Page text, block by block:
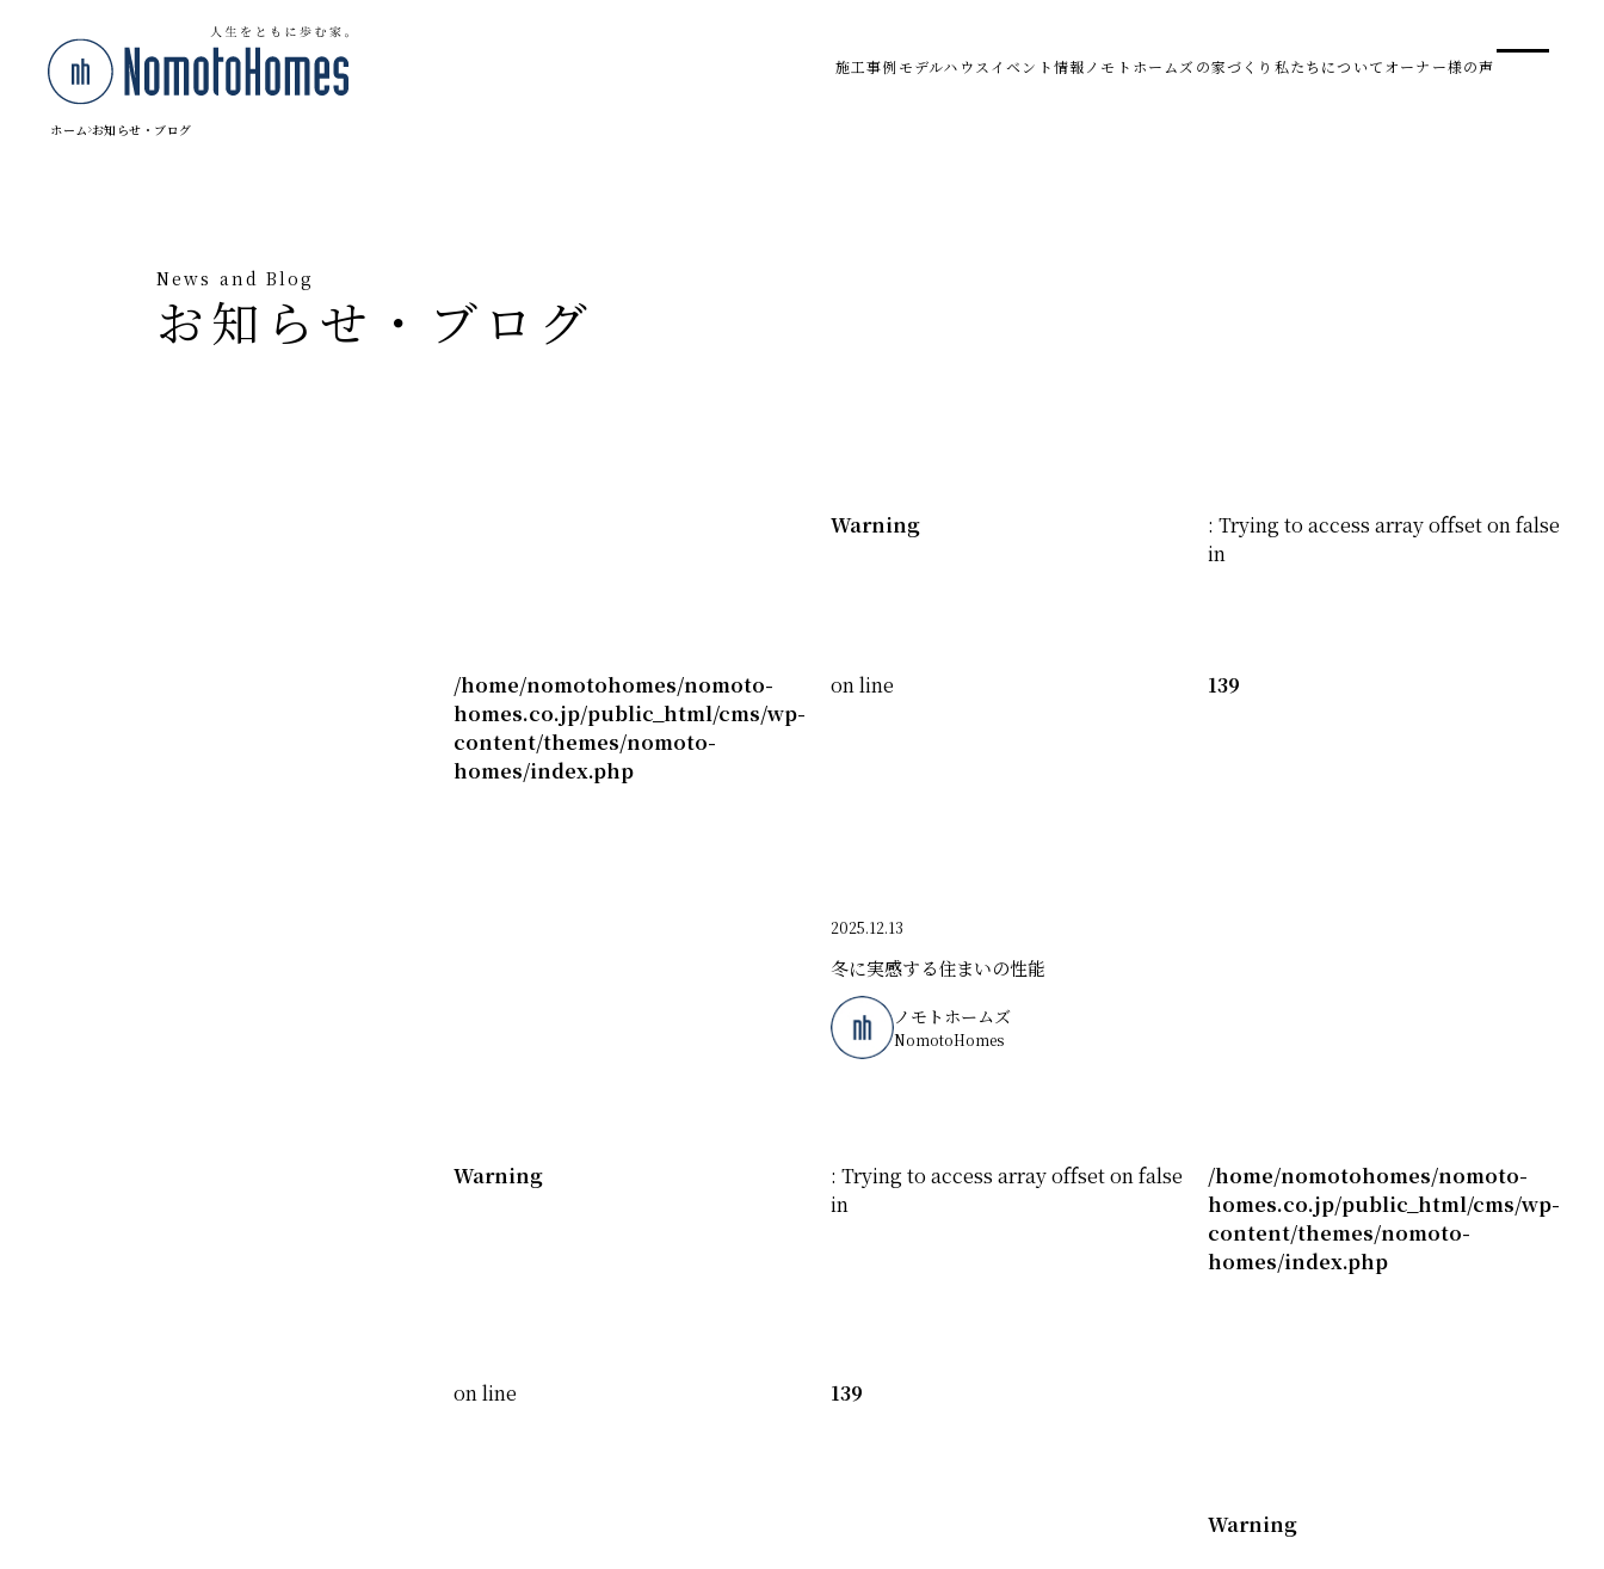
施工事例モデルハウス イベント情報 ノモトホームズの家づくり 私たちについて オーナー様の声
ホーム お知らせ・ブログ
News and Blog
お知らせ・ブログ
Warning
: Trying to access array offset on false
in
/home/nomotohomes/nomoto-
homes.co.jp/public_html/cms/wp-
content/themes/nomoto-
homes/index.php
on line 139
2025.12.13
冬に実感する住まいの性能
ノモトホームズ
NomotoHomes
Warning
: Trying to access array offset on false
in
/home/nomotohomes/nomoto-
homes.co.jp/public_html/cms/wp-
content/themes/nomoto-
homes/index.php
on line 139
Warning